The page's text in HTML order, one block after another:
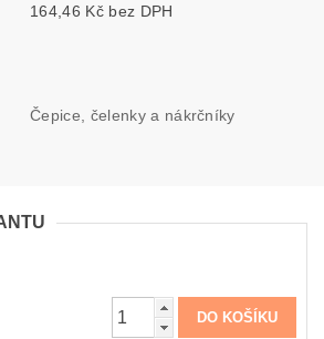
164,46 Kč bez DPH
Čepice, čelenky a nákrčníky